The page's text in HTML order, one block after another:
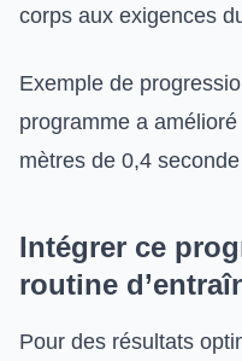
corps aux exigences
Exemple de
programme a
mètres de 0,4
Intégrer ce
routine
Pour des résultats